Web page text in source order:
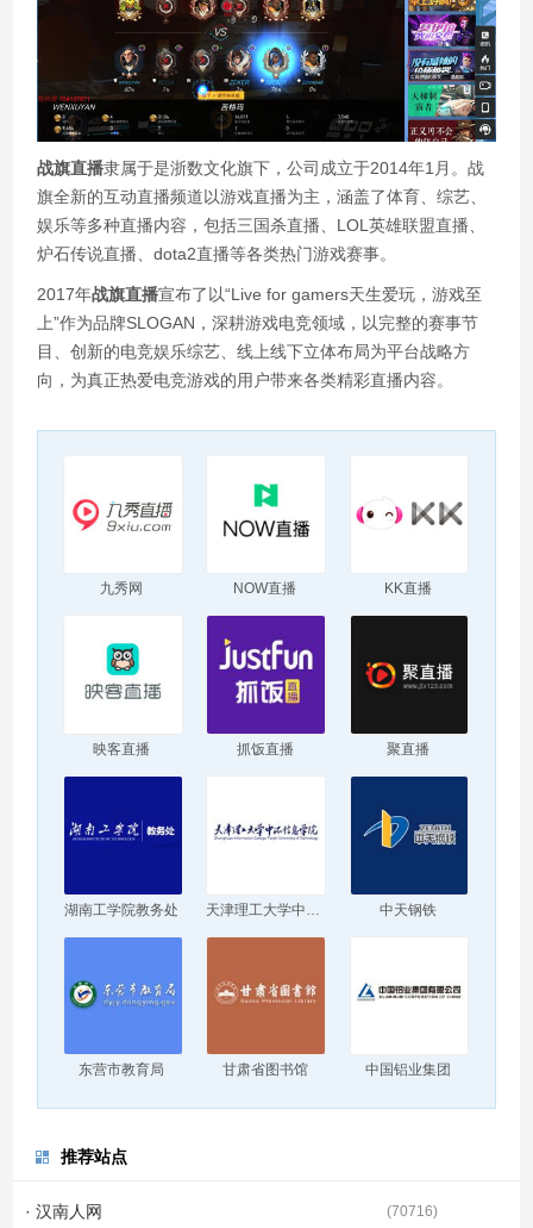
战旗直播隶属于是浙数文化旗下，公司成立于2014年1月。战
旗全新的互动直播频道以游戏直播为主，涵盖了体育、综艺、
娱乐等多种直播内容，包括三国杀直播、LOL英雄联盟直播、
炉石传说直播、dota2直播等各类热门游戏赛事。
2017年战旗直播宣布了以“Live for gamers天生爱玩，游戏至
上”作为品牌SLOGAN，深耕游戏电竞领域，以完整的赛事节
目、创新的电竞娱乐综艺、线上线下立体布局为平台战略方
向，为真正热爱电竞游戏的用户带来各类精彩直播内容。
九秀网 NOW直播 KK直播
映客直播 抓饭直播 聚直播
湖南工学院教务处 中天钢铁
东营市教育局 甘肃省图书馆 中国铝业集团
推荐站点
· 汉南人网 (70716)